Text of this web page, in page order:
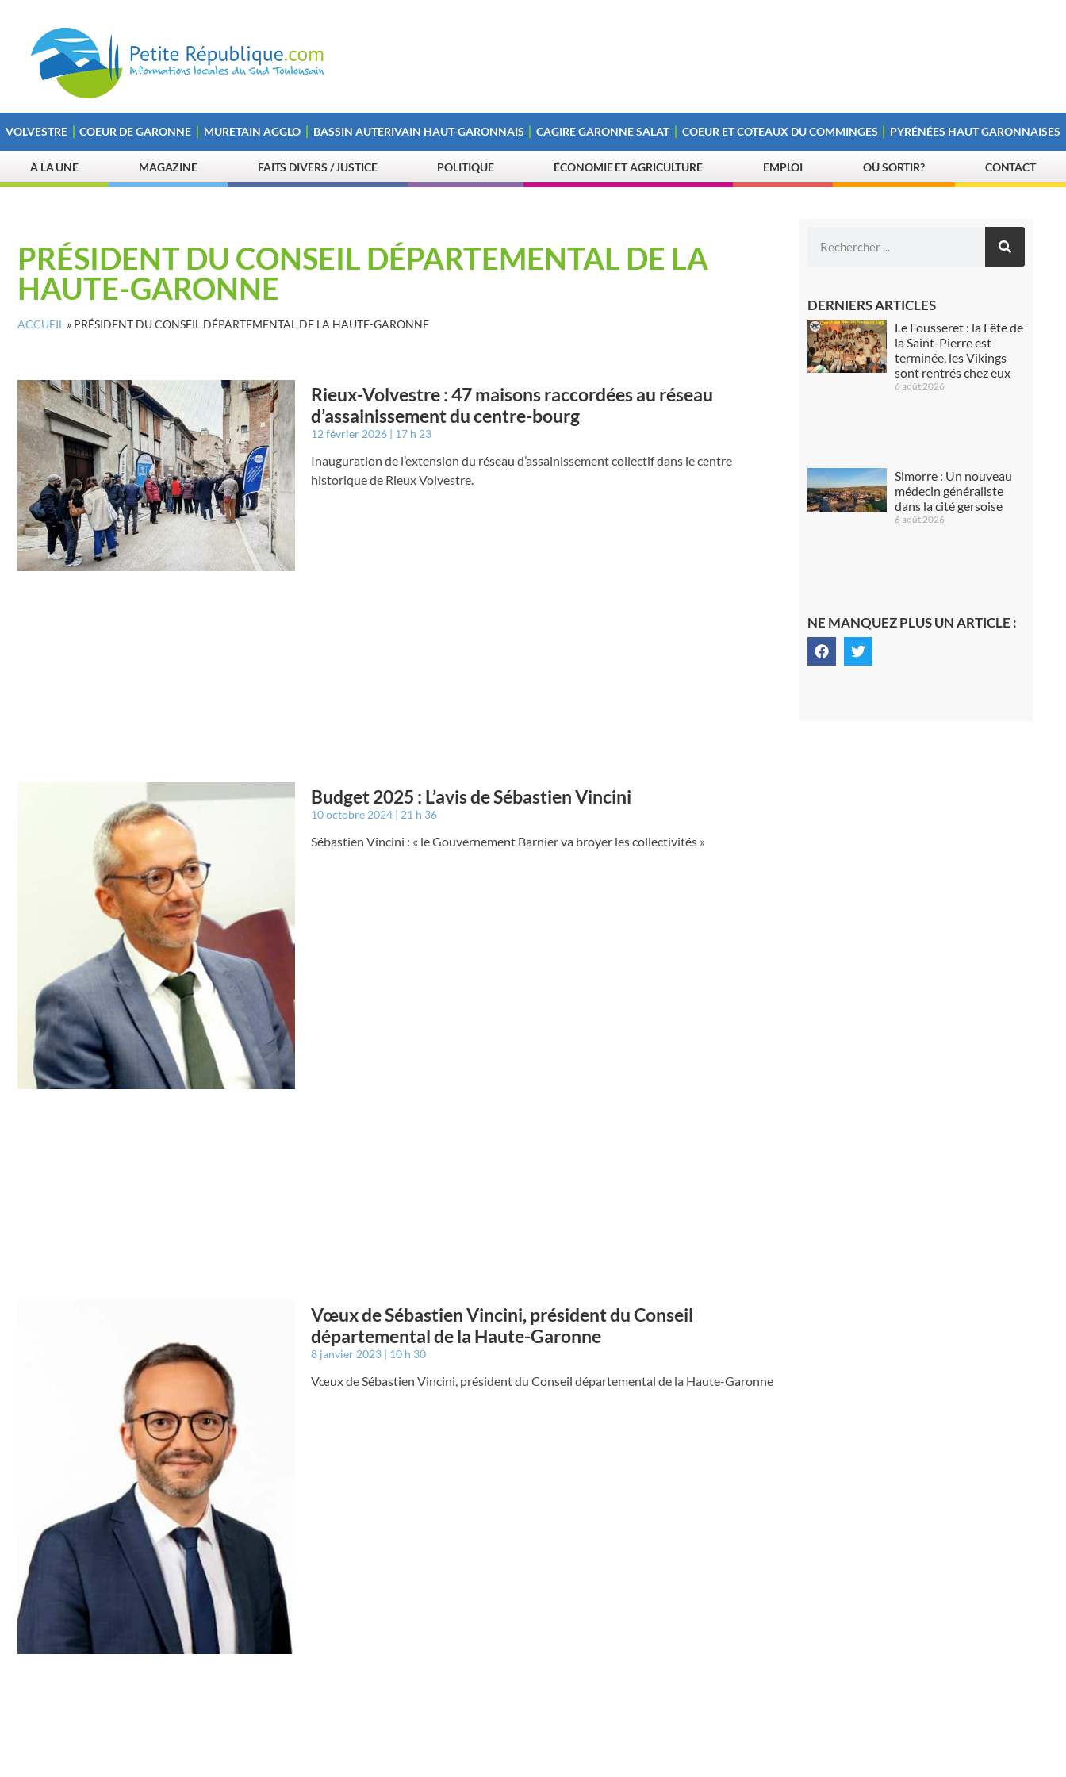
VOLVESTRE COEUR DE GARONNE MURETAIN AGGLO BASSIN AUTERIVAIN HAUT-GARONNAIS CAGIRE GARONNE SALAT COEUR ET COTEAUX DU COMMINGES PYRÉNÉES HAUT GARONNAISES
À LA UNE MAGAZINE FAITS DIVERS / JUSTICE POLITIQUE ÉCONOMIE ET AGRICULTURE EMPLOI OÙ SORTIR? CONTACT
PRÉSIDENT DU CONSEIL DÉPARTEMENTAL DE LA
HAUTE-GARONNE
ACCUEIL » PRÉSIDENT DU CONSEIL DÉPARTEMENTAL DE LA HAUTE-GARONNE
Rieux-Volvestre : 47 maisons raccordées au réseau
d’assainissement du centre-bourg
12 février 2026 17 h 23
Inauguration de l’extension du réseau d’assainissement collectif dans le centre
historique de Rieux Volvestre.
Budget 2025 : L’avis de Sébastien Vincini
10 octobre 2024 21 h 36
Sébastien Vincini : « le Gouvernement Barnier va broyer les collectivités »
Vœux de Sébastien Vincini, président du Conseil
départemental de la Haute-Garonne
8 janvier 2023 10 h 30
Vœux de Sébastien Vincini, président du Conseil départemental de la Haute-Garonne
DERNIERS ARTICLES
Le Fousseret : la Fête de
la Saint-Pierre est
terminée, les Vikings
sont rentrés chez eux
6 août 2026
Simorre : Un nouveau
médecin généraliste
dans la cité gersoise
6 août 2026
NE MANQUEZ PLUS UN ARTICLE :